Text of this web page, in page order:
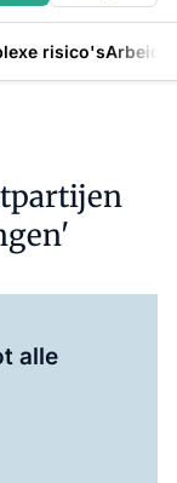
risico's
alle